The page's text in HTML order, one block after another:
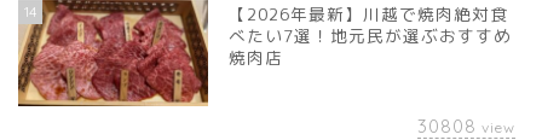
14
【2026年最新】川越で焼肉絶対食
べたい7選！地元民が選ぶおすすめ
焼肉店
30808 view